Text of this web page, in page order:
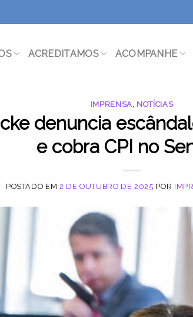
ACREDITAMOS ACOMPANHE
IMPRENSA, NOTÍCIAS
denuncia
e cobra CPI no
POSTADO EM 2 DE OUTUBRO DE 2025 POR